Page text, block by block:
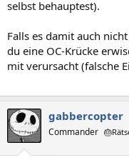
selbst behauptest).
Falls es damit auch
du eine OC-Krücke
mit verursacht (falsche
gabbercopter
Commander